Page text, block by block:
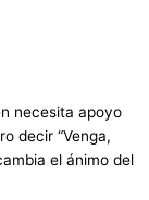
necesita apoyo
decir “Venga,
el ánimo del